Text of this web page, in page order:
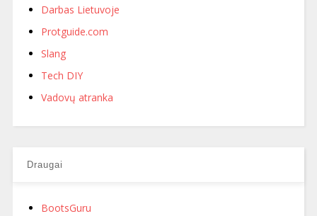
Darbas Lietuvoje
Protguide.com
Slang
Tech DIY
Vadovų atranka
Draugai
BootsGuru